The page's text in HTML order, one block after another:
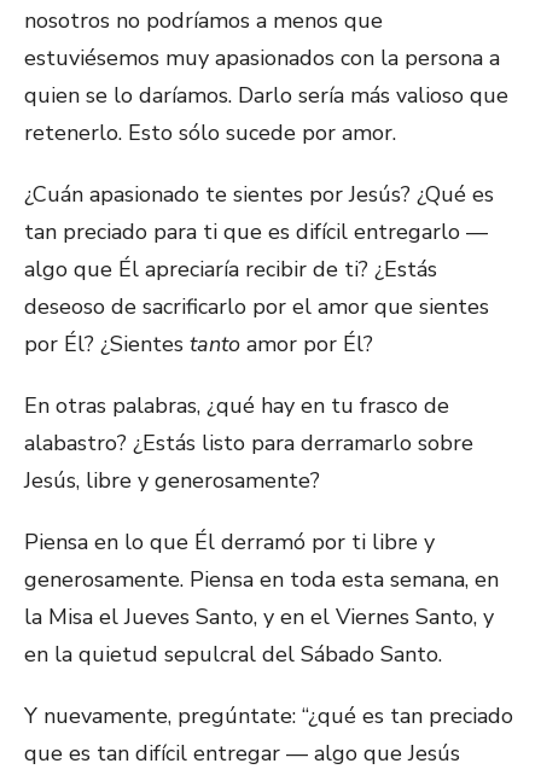
nosotros no podríamos a menos que
estuviésemos muy apasionados con la persona a
quien se lo daríamos. Darlo sería más valioso que
retenerlo. Esto sólo sucede por amor.
¿Cuán apasionado te sientes por Jesús? ¿Qué es
tan preciado para ti que es difícil entregarlo —
algo que Él apreciaría recibir de ti? ¿Estás
deseoso de sacrificarlo por el amor que sientes
por Él? ¿Sientes tanto amor por Él?
En otras palabras, ¿qué hay en tu frasco de
alabastro? ¿Estás listo para derramarlo sobre
Jesús, libre y generosamente?
Piensa en lo que Él derramó por ti libre y
generosamente. Piensa en toda esta semana, en
la Misa el Jueves Santo, y en el Viernes Santo, y
en la quietud sepulcral del Sábado Santo.
Y nuevamente, pregúntate: “¿qué es tan preciado
que es tan difícil entregar — algo que Jesús